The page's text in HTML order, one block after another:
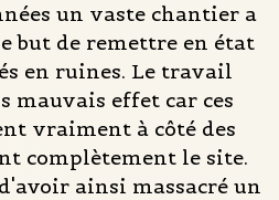
un vaste chantier a
but de remettre en état
en ruines. Le travail
mauvais effet car ces
vraiment à côté des
complètement le site.
ainsi massacré un